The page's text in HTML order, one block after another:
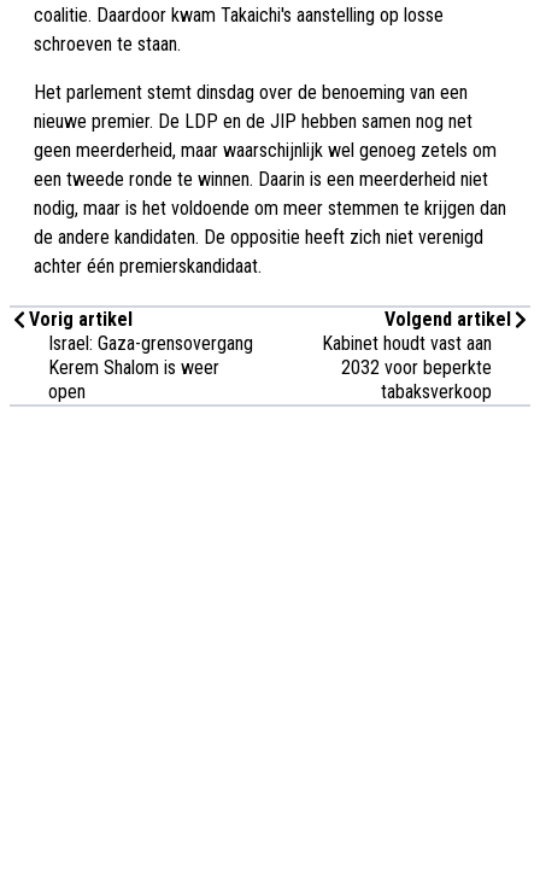
coalitie. Daardoor kwam Takaichi's aanstelling op losse
schroeven te staan.
Het parlement stemt dinsdag over de benoeming van een
nieuwe premier. De LDP en de JIP hebben samen nog net
geen meerderheid, maar waarschijnlijk wel genoeg zetels om
een tweede ronde te winnen. Daarin is een meerderheid niet
nodig, maar is het voldoende om meer stemmen te krijgen dan
de andere kandidaten. De oppositie heeft zich niet verenigd
achter één premierskandidaat.
Vorig artikel
Israel: Gaza-grensovergang
Kerem Shalom is weer
open
Volgend artikel
Kabinet houdt vast aan
2032 voor beperkte
tabaksverkoop